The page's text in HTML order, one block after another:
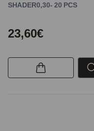
SHADER0,30- 20 PCS
23,60€